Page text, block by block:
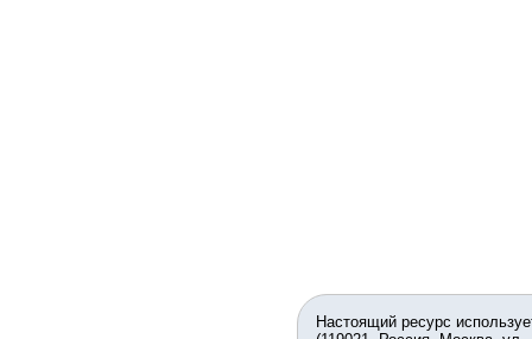
Настоящий ресурс